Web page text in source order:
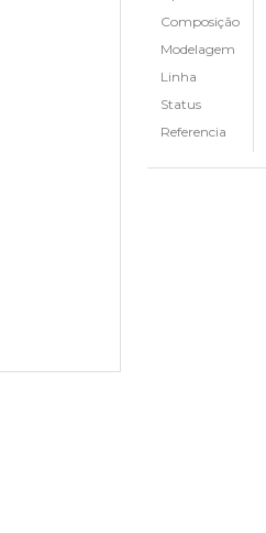
Composição
Modelagem
Linha
Status
Referencia